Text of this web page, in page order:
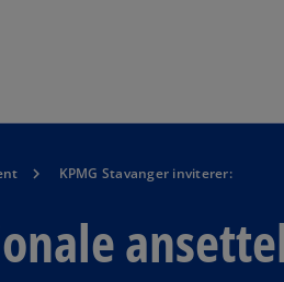
KPMG Stavanger inviterer: